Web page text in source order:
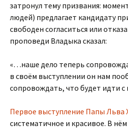
затронул тему призвания:
людей) предлагает кандидату
свободен согласиться или
проповеди Владыка сказал:
«…наше дело теперь
в своём выступлении он нам
сопровождать, что будет идти с
Первое выступление Папы Льва
систематичное и красивое. В